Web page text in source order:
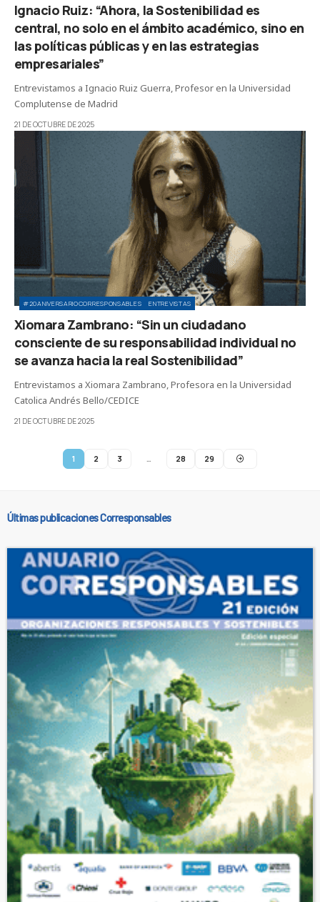
Ignacio Ruiz: “Ahora, la Sostenibilidad es
central, no solo en el ámbito académico, sino en
las políticas públicas y en las estrategias
empresariales”
Entrevistamos a Ignacio Ruiz Guerra, Profesor en la Universidad
Complutense de Madrid
21 DE OCTUBRE DE 2025
#20ANIVERSARIOCORRESPONSABLES ENTREVISTAS
Xiomara Zambrano: “Sin un ciudadano
consciente de su responsabilidad individual no
se avanza hacia la real Sostenibilidad”
Entrevistamos a Xiomara Zambrano, Profesora en la Universidad
Catolica Andrés Bello/CEDICE
21 DE OCTUBRE DE 2025
1 2 3 … 28 29
Últimas publicaciones Corresponsables